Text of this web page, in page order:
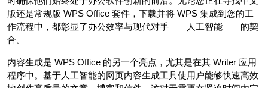
版还是常规版 WPS Office 套件，下载并将 WPS 集成到您的工
作流程中，都彰显了办公效率与现代对手——人工智能——的契
合。
内容生成是 WPS Office 的另一个亮点，尤其是在其 Writer 应用
程序中。基于人工智能的网页内容生成工具使用户能够快速高效